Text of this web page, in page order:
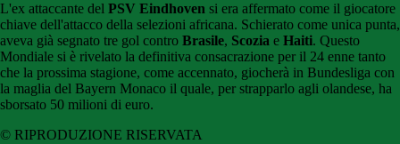
L'ex attaccante del PSV Eindhoven si era affermato come il giocatore
chiave dell'attacco della selezioni africana. Schierato come unica punta,
aveva già segnato tre gol contro Brasile, Scozia e Haiti. Questo
Mondiale si è rivelato la definitiva consacrazione per il 24 enne tanto
che la prossima stagione, come accennato, giocherà in Bundesliga con
la maglia del Bayern Monaco il quale, per strapparlo agli olandese, ha
sborsato 50 milioni di euro.
© RIPRODUZIONE RISERVATA